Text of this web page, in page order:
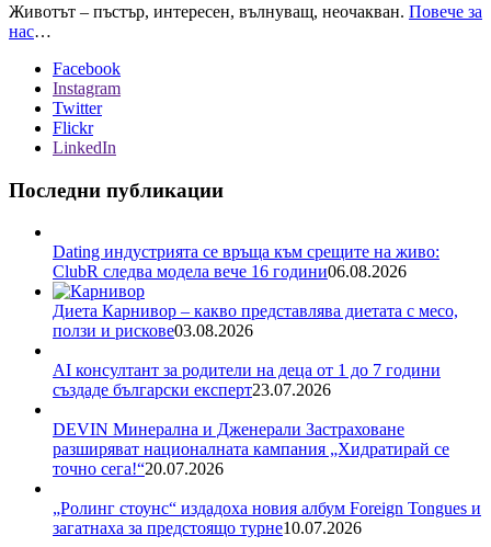
Животът – пъстър, интересен, вълнуващ, неочакван. Повече за
нас…
Facebook
Instagram
Twitter
Flickr
LinkedIn
Последни публикации
Dating индустрията се връща към срещите на живо:
ClubR следва модела вече 16 години06.08.2026
Диета Карнивор – какво представлява диетата с месо,
ползи и рискове03.08.2026
AI консултант за родители на деца от 1 до 7 години
създаде български експерт23.07.2026
DEVIN Минерална и Дженерали Застраховане
разширяват националната кампания „Хидратирай се
точно сега!“20.07.2026
„Ролинг стоунс“ издадоха новия албум Foreign Tongues и
загатнаха за предстоящо турне10.07.2026